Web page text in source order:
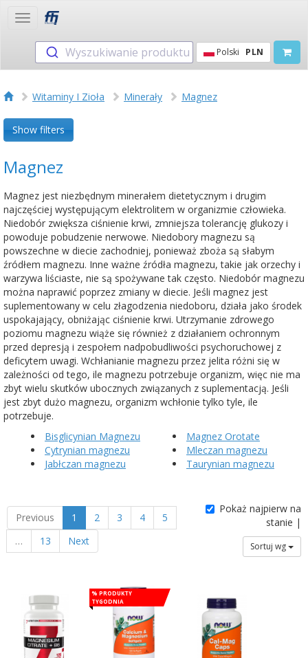
Toggle
Wyszukiwanie produktu Polski PLN
Witaminy I Zioła Minerały Magnez
Show filters
Magnez
Magnez jest niezbędnym minerałem dietetycznym i drugim
najczęściej występującym elektrolitem w organizmie człowieka.
Niedobór zwiększa ciśnienie krwi, zmniejsza tolerancję glukozy i
powoduje pobudzenie nerwowe. Niedobory magnezu są
powszechne w diecie zachodniej, ponieważ zboża są słabym
źródłem magnezu. Inne ważne źródła magnezu, takie jak orzechy i
warzywa liściaste, nie są spożywane tak często. Niedobór magnezu
można naprawić poprzez zmiany w diecie. Jeśli magnez jest
suplementowany w celu złagodzenia niedoboru, działa jako środek
uspokajający, obniżając ciśnienie krwi. Utrzymanie zdrowego
poziomu magnezu wiąże się również z działaniem ochronnym
przed depresją i zespołem nadpobudliwości psychoruchowej z
deficytem uwagi. Wchłanianie magnezu przez jelita różni się w
zależności od tego, ile magnezu potrzebuje organizm, więc nie ma
zbyt wielu skutków ubocznych związanych z suplementacją. Jeśli
jest zbyt dużo magnezu, organizm wchłonie tylko tyle, ile
potrzebuje.
Bisglicynian Magnezu
Cytrynian magnezu
Jabłczan magnezu
Magnez Orotate
Mleczan magnezu
Taurynian magnezu
Previous 1 2 3 4
5
…
13 Next
Pokaż najpierw na
stanie |
Sortuj wg
% Produkty
tygodnia